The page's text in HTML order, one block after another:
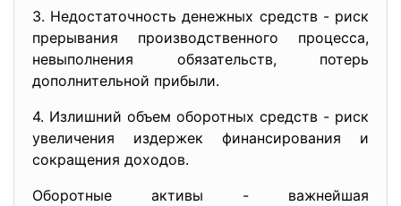
3. Недостаточность денежных средств - риск
прерывания производственного процесса,
невыполнения обязательств, потерь
дополнительной прибыли.
4. Излишний объем оборотных средств - риск
увеличения издержек финансирования и
сокращения доходов.
Оборотные активы - важнейшая